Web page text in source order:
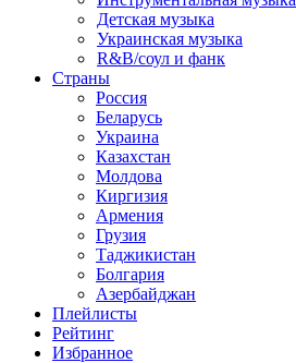
Детская музыка
Украинская музыка
R&B/cоул и фанк
Страны
Россия
Беларусь
Украина
Казахстан
Молдова
Киргизия
Армения
Грузия
Таджикистан
Болгария
Азербайджан
Плейлисты
Рейтинг
Избранное